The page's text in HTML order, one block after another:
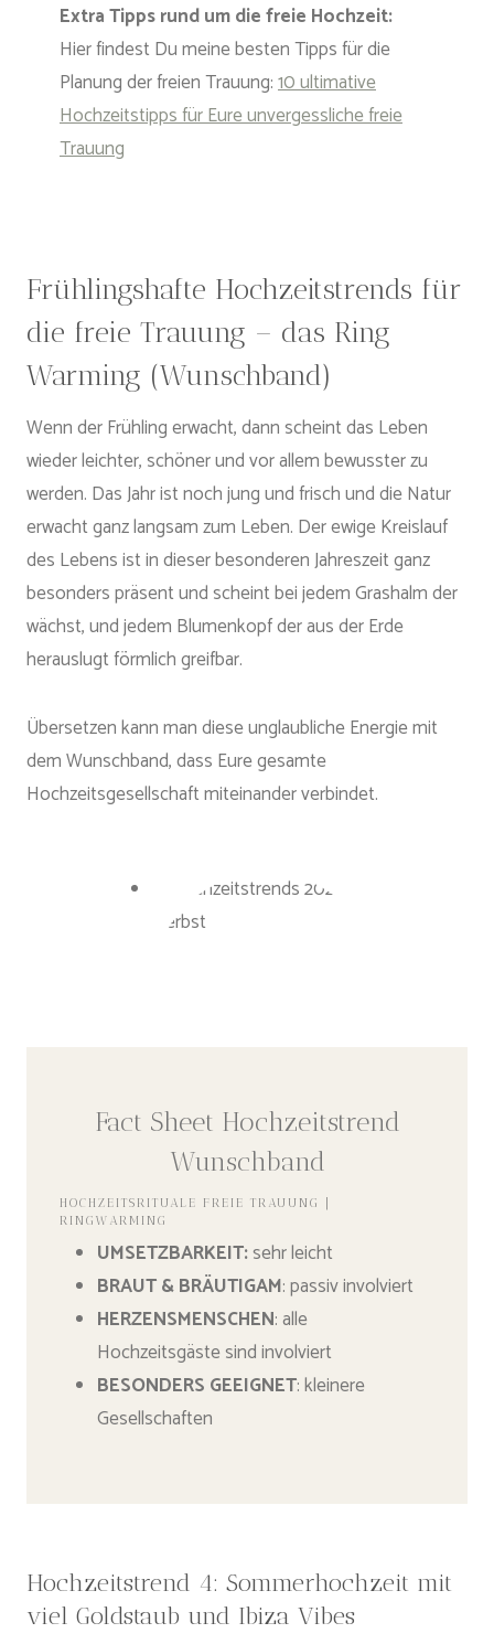
Extra Tipps rund um die freie Hochzeit:
Hier findest Du meine besten Tipps für die
Planung der freien Trauung:10 ultimative
Hochzeitstipps für Eure unvergessliche freie
Trauung
Frühlingshafte Hochzeitstrends für
die freie Trauung – das Ring
Warming (Wunschband)
Wenn der Frühling erwacht, dann scheint das Leben
wieder leichter, schöner und vor allem bewusster zu
werden. Das Jahr ist noch jung und frisch und die Natur
erwacht ganz langsam zum Leben. Der ewige Kreislauf
des Lebens ist in dieser besonderen Jahreszeit ganz
besonders präsent und scheint bei jedem Grashalm der
wächst, und jedem Blumenkopf der aus der Erde
herauslugt förmlich greifbar.
Übersetzen kann man diese unglaubliche Energie mit
dem Wunschband, dass Eure gesamte
Hochzeitsgesellschaft miteinander verbindet.
Fact Sheet Hochzeitstrend
Wunschband
HOCHZEITSRITUALE FREIE TRAUUNG |
RINGWARMING
UMSETZBARKEIT:sehr leicht
BRAUT & BRÄUTIGAM: passiv involviert
HERZENSMENSCHEN: alle
Hochzeitsgäste sind involviert
BESONDERS GEEIGNET: kleinere
Gesellschaften
Hochzeitstrend 4: Sommerhochzeit mit
viel Goldstaub und Ibiza Vibes